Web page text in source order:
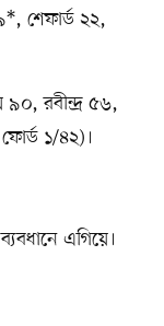
শেফার্ড ২২,
রবীন্দ্র ৫৬,
১/৪২)।
এগিয়ে।